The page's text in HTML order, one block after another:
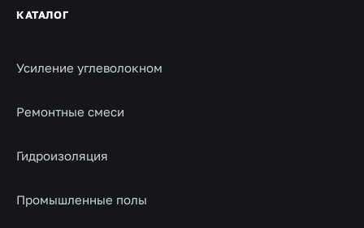
КАТАЛОГ
Усиление углеволокном
Ремонтные смеси
Гидроизоляция
Промышленные полы